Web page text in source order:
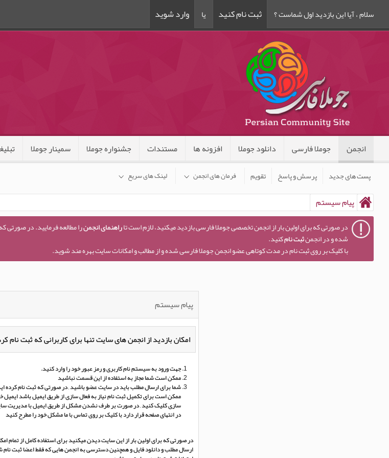
سلام ، آیا این بازدید اول شماست ؟ ثبت نام کنید یا وارد شوید
انجمن
پست های جدید پرسش و پاسخ تقویم فرمان های انجمن لینک های سریع
جوملا فارسی دانلود جوملا افزونه ها مستندات جشنواره جوملا سمینار جوملا
پیام سیستم
در صورتی که برای اولین بار از انجمن تخصصی جوملا فارسی بازدید میکنید، لازم است تاراهنمای انجمنرا مطالعه فرمایید. در صورتی
شده و در انجمنثبت نامکنید.
با کلیک بر روی ثبت نام در مدت کوتاهی عضو انجمن جوملا فارسی شده و از مطالب و امکانات سایت بهره مند شوید.
پیام سیستم
امکان بازدید از انجمن های سایت تنها برای کاربرانی که ثبت نام
جهت ورود به سیستم نام کاربری و رمز عبور خود را وارد کنید.
ممکن است شما مجاز به استفاده از این قسمت نباشید
شما برای ارسال مطلب باید در سایت عضو باشید , در صورتی که ثبت نام کرده اید
ممکن است برای تکمیل ثبت نام نیاز به فعال سازی از طریق ایمیل باشد ایمیل
سازی کلیک کنید , در صورت بر طرف نشدن مشکل از طریق ایمیل با مدیریت
در انتهای صفحه قرار دارد با کلیک بر روی تماس با ما مشکل خود را مطرح کنید
در صورتی که برای اولین بار از این سایت دیدن میکنید برای استفاده کامل از تمام
ارسال مطلب و دانلود فایل و همچنین دسترسی به انجمن هایی که فقط اعضا ثبت نام